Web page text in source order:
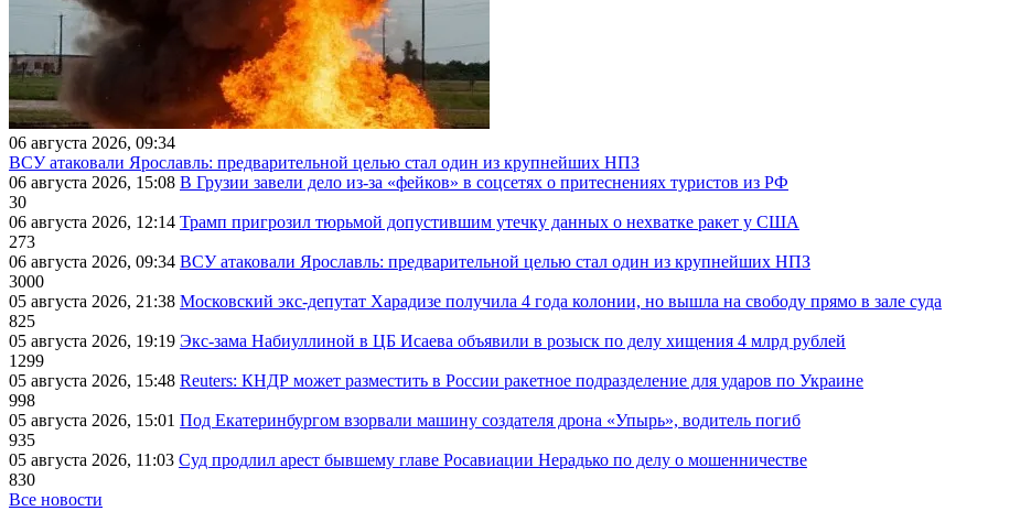
06 августа 2026, 09:34
ВСУ атаковали Ярославль: предварительной целью стал один из крупнейших НПЗ
06 августа 2026, 15:08 В Грузии завели дело из-за «фейков» в соцсетях о притеснениях туристов из РФ
30
06 августа 2026, 12:14 Трамп пригрозил тюрьмой допустившим утечку данных о нехватке ракет у США
273
06 августа 2026, 09:34 ВСУ атаковали Ярославль: предварительной целью стал один из крупнейших НПЗ
3000
05 августа 2026, 21:38 Московский экс-депутат Харадизе получила 4 года колонии, но вышла на свободу прямо в зале суда
825
05 августа 2026, 19:19 Экс-зама Набиуллиной в ЦБ Исаева объявили в розыск по делу хищения 4 млрд рублей
1299
05 августа 2026, 15:48 Reuters: КНДР может разместить в России ракетное подразделение для ударов по Украине
998
05 августа 2026, 15:01 Под Екатеринбургом взорвали машину создателя дрона «Упырь», водитель погиб
935
05 августа 2026, 11:03 Суд продлил арест бывшему главе Росавиации Нерадько по делу о мошенничестве
830
Все новости